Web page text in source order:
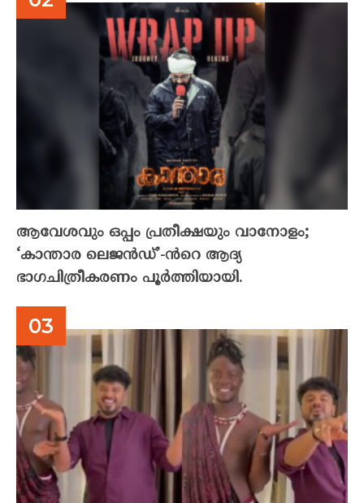
ആവേശവും ഒപ്പം പ്രതീക്ഷയും വാനോളം;
‘കാന്താര ലെജൻഡ്’-ൻറെ ആദ്യ
ഭാഗചിത്രീകരണം പൂർത്തിയായി.